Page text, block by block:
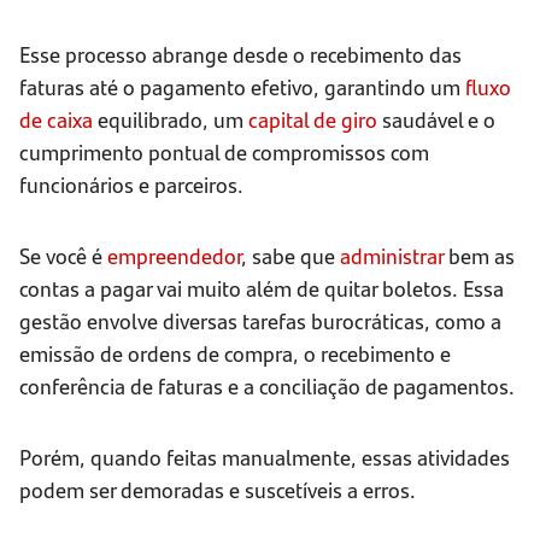
Esse processo abrange desde o recebimento das
faturas até o pagamento efetivo, garantindo um fluxo
de caixa equilibrado, um capital de giro saudável e o
cumprimento pontual de compromissos com
funcionários e parceiros.
Se você éempreendedor, sabe queadministrarbem as
contas a pagar vai muito além de quitar boletos. Essa
gestão envolve diversas tarefas burocráticas, como a
emissão de ordens de compra, o recebimento e
conferência de faturas e a conciliação de pagamentos.
Porém, quando feitas manualmente, essas atividades
podem ser demoradas e suscetíveis a erros.